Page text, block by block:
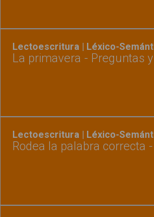
Lectoescritura | Léxico-
La primavera - Preguntas
Lectoescritura | Léxico-
Rodea la palabra correcta